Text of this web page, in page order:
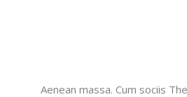
Aenean massa. Cum sociis